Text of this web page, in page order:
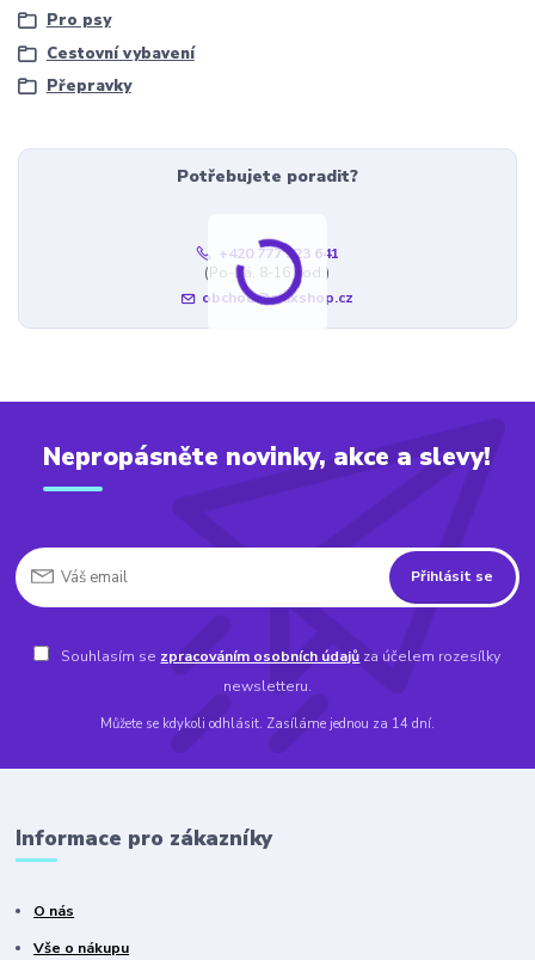
Pro psy
Cestovní vybavení
Přepravky
Potřebujete poradit?
+420 777 323 641
(Po-Pá, 8-16 hod.)
obchod@ajaxshop.cz
Nepropásněte novinky, akce a slevy!
Přihlásit se
Souhlasím se zpracováním osobních údajů za účelem rozesílky
newsletteru.
Můžete se kdykoli odhlásit. Zasíláme jednou za 14 dní.
Informace pro zákazníky
O nás
Vše o nákupu